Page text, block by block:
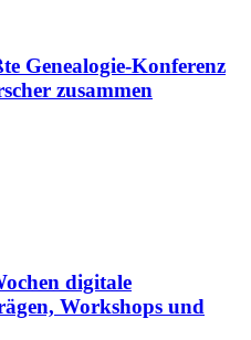
Genealogie-Konferenz
zusammen
digitale
Workshops und